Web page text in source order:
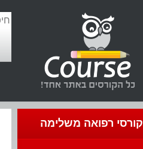
קורסי רפואה משלימה